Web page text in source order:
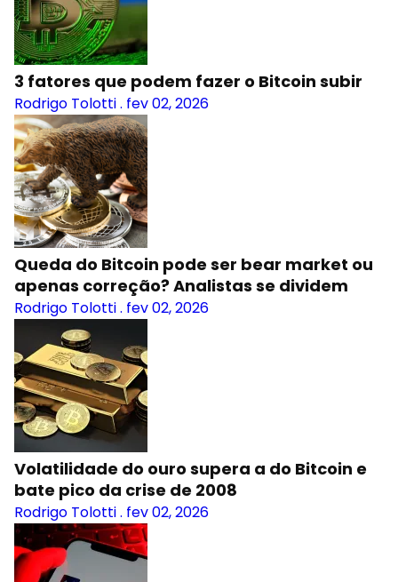
3 fatores que podem fazer o Bitcoin subir
Rodrigo Tolotti. fev 02, 2026
Queda do Bitcoin pode ser bear market ou
apenas correção? Analistas se dividem
Rodrigo Tolotti. fev 02, 2026
Volatilidade do ouro supera a do Bitcoin e
bate pico da crise de 2008
Rodrigo Tolotti. fev 02, 2026